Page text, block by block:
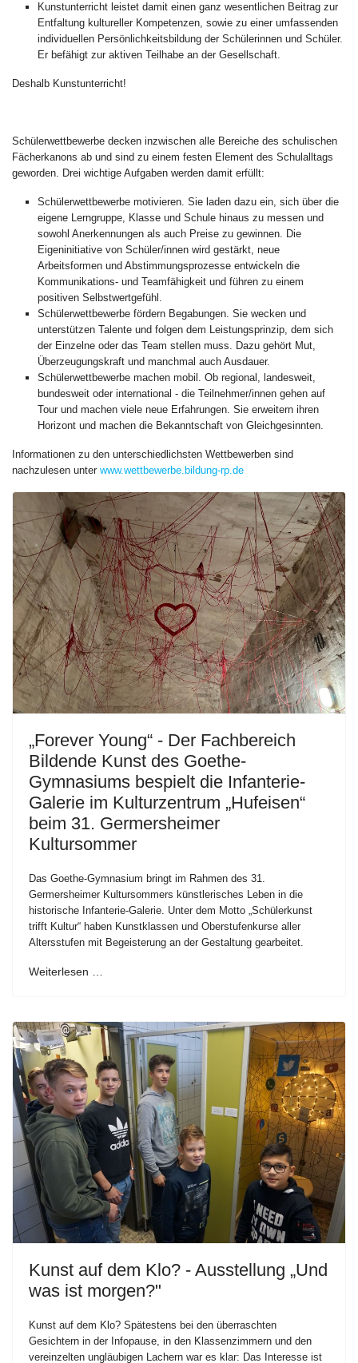
Kunstunterricht leistet damit einen ganz wesentlichen Beitrag zur
Entfaltung kultureller Kompetenzen, sowie zu einer umfassenden
individuellen Persönlichkeitsbildung der Schülerinnen und Schüler.
Er befähigt zur aktiven Teilhabe an der Gesellschaft.
Deshalb Kunstunterricht!
Schülerwettbewerbe decken inzwischen alle Bereiche des schulischen
Fächerkanons ab und sind zu einem festen Element des Schulalltags
geworden. Drei wichtige Aufgaben werden damit erfüllt:
Schülerwettbewerbe motivieren. Sie laden dazu ein, sich über die
eigene Lerngruppe, Klasse und Schule hinaus zu messen und
sowohl Anerkennungen als auch Preise zu gewinnen. Die
Eigeninitiative von Schüler/innen wird gestärkt, neue
Arbeitsformen und Abstimmungsprozesse entwickeln die
Kommunikations- und Teamfähigkeit und führen zu einem
positiven Selbstwertgefühl.
Schülerwettbewerbe fördern Begabungen. Sie wecken und
unterstützen Talente und folgen dem Leistungsprinzip, dem sich
der Einzelne oder das Team stellen muss. Dazu gehört Mut,
Überzeugungskraft und manchmal auch Ausdauer.
Schülerwettbewerbe machen mobil. Ob regional, landesweit,
bundesweit oder international - die Teilnehmer/innen gehen auf
Tour und machen viele neue Erfahrungen. Sie erweitern ihren
Horizont und machen die Bekanntschaft von Gleichgesinnten.
Informationen zu den unterschiedlichsten Wettbewerben sind
nachzulesen unter www.wettbewerbe.bildung-rp.de
„Forever Young“ - Der Fachbereich
Bildende Kunst des Goethe-
Gymnasiums bespielt die Infanterie-
Galerie im Kulturzentrum „Hufeisen“
beim 31. Germersheimer
Kultursommer
Das Goethe-Gymnasium bringt im Rahmen des 31.
Germersheimer Kultursommers künstlerisches Leben in die
historische Infanterie-Galerie. Unter dem Motto „Schülerkunst
trifft Kultur“ haben Kunstklassen und Oberstufenkurse aller
Altersstufen mit Begeisterung an der Gestaltung gearbeitet.
Weiterlesen …
Kunst auf dem Klo? - Ausstellung „Und
was ist morgen?"
Kunst auf dem Klo? Spätestens bei den überraschten
Gesichtern in der Infopause, in den Klassenzimmern und den
vereinzelten ungläubigen Lachern war es klar: Das Interesse ist